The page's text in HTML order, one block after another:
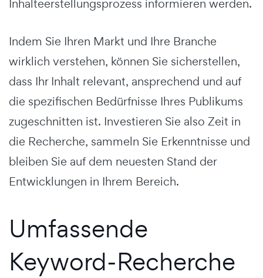
Inhalteerstellungsprozess informieren werden.
Indem Sie Ihren Markt und Ihre Branche
wirklich verstehen, können Sie sicherstellen,
dass Ihr Inhalt relevant, ansprechend und auf
die spezifischen Bedürfnisse Ihres Publikums
zugeschnitten ist. Investieren Sie also Zeit in
die Recherche, sammeln Sie Erkenntnisse und
bleiben Sie auf dem neuesten Stand der
Entwicklungen in Ihrem Bereich.
Umfassende
Keyword-Recherche